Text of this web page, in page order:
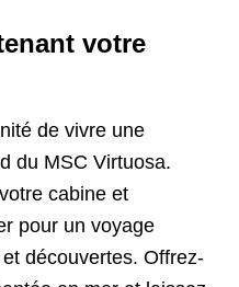
votre
de vivre une
du MSC Virtuosa.
cabine et
pour un voyage
découvertes. Offrez-